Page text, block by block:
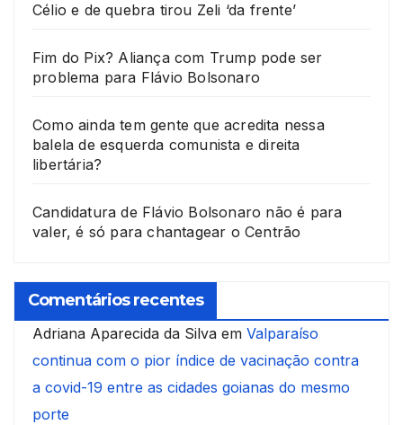
Célio e de quebra tirou Zeli ‘da frente’
Fim do Pix? Aliança com Trump pode ser
problema para Flávio Bolsonaro
Como ainda tem gente que acredita nessa
balela de esquerda comunista e direita
libertária?
Candidatura de Flávio Bolsonaro não é para
valer, é só para chantagear o Centrão
Comentários recentes
Adriana Aparecida da Silva em Valparaíso
continua com o pior índice de vacinação contra
a covid-19 entre as cidades goianas do mesmo
porte